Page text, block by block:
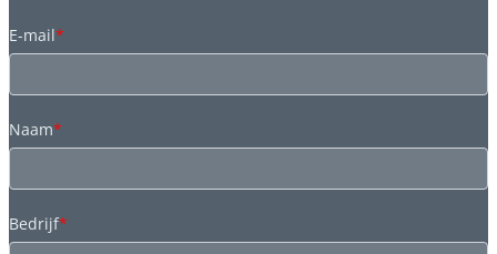
E-mail*
Naam*
Bedrijf*